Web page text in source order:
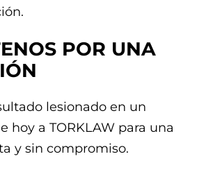
POR UNA
lesionado en un
hoy a TORKLAW para una
y sin compromiso.